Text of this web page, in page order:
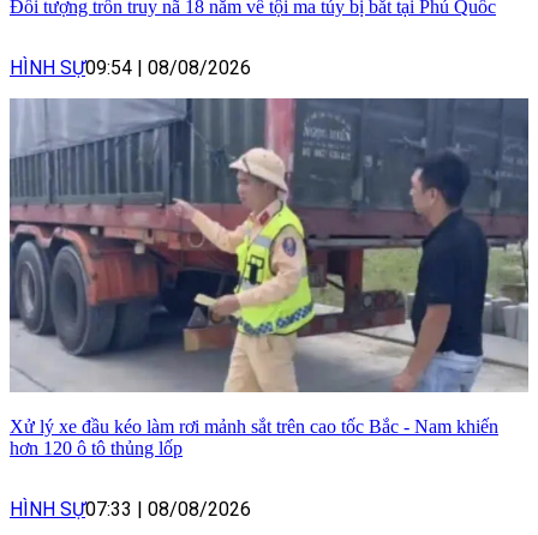
Đối tượng trốn truy nã 18 năm về tội ma túy bị bắt tại Phú Quốc
HÌNH SỰ09:54 08/08/2026
Xử lý xe đầu kéo làm rơi mảnh sắt trên cao tốc Bắc - Nam khiến
hơn 120 ô tô thủng lốp
HÌNH SỰ07:33 08/08/2026